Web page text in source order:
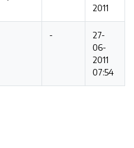
2011
-
27-
06-
2011
07:54